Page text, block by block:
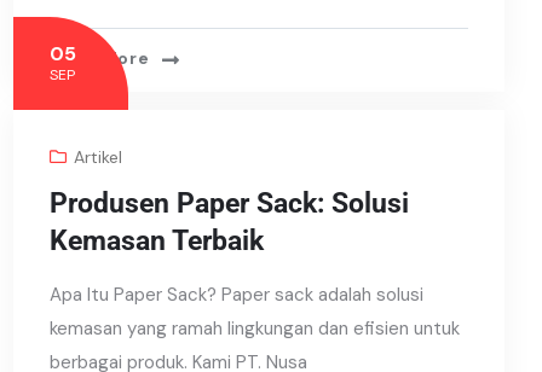
Read More
05
SEP
Artikel
Produsen Paper Sack: Solusi
Kemasan Terbaik
Apa Itu Paper Sack? Paper sack adalah solusi
kemasan yang ramah lingkungan dan efisien untuk
berbagai produk. Kami PT. Nusa